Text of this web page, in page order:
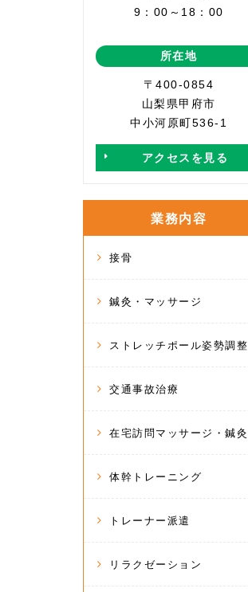
9：00～18：00
所在地
〒400-0854
山梨県甲府市
中小河原町536-1
アクセスを見る
業務内容
接骨
鍼灸・マッサージ
ストレッチポール姿勢調整
交通事故治療
在宅訪問マッサージ・鍼灸
体幹トレーニング
トレーナー派遣
リラクゼーション